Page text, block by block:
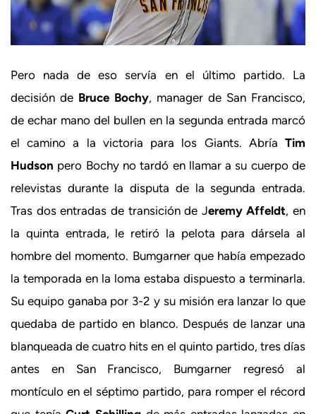
Pero nada de eso servía en el último partido. La
decisión de Bruce Bochy, manager de San Francisco,
de echar mano del bullen en la segunda entrada marcó
el camino a la victoria para los Giants. Abría Tim
Hudson pero Bochy no tardó en llamar a su cuerpo de
relevistas durante la disputa de la segunda entrada.
Tras dos entradas de transición de Jeremy Affeldt, en
la quinta entrada, le retiró la pelota para dársela al
hombre del momento. Bumgarner que había empezado
la temporada en la loma estaba dispuesto a terminarla.
Su equipo ganaba por 3-2 y su misión era lanzar lo que
quedaba de partido en blanco. Después de lanzar una
blanqueada de cuatro hits en el quinto partido, tres días
antes en San Francisco, Bumgarner regresó al
montículo en el séptimo partido, para romper el récord